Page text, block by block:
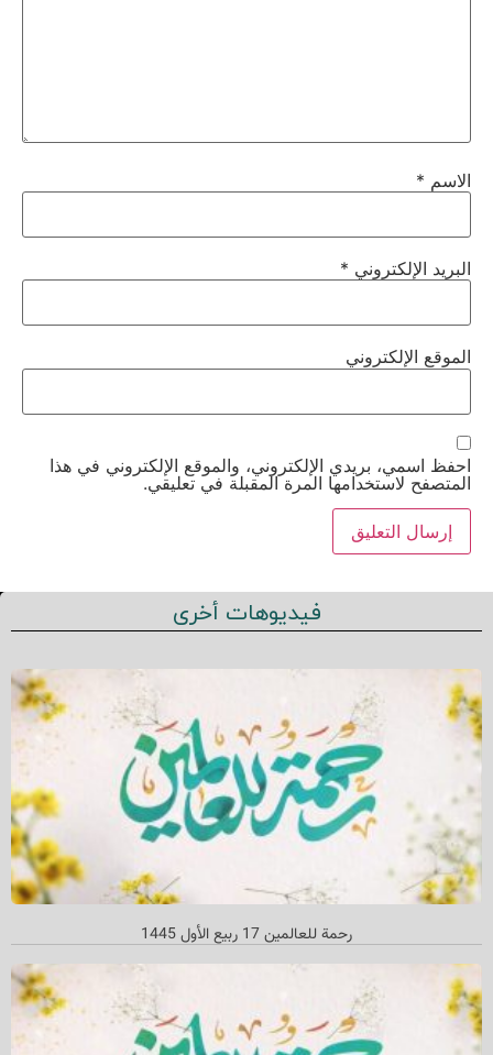
الاسم *
البريد الإلكتروني *
الموقع الإلكتروني
احفظ اسمي، بريدي الإلكتروني، والموقع الإلكتروني في هذا
المتصفح لاستخدامها المرة المقبلة في تعليقي.
فيديوهات أخرى
رحمة للعالمين 17 ربيع الأول 1445